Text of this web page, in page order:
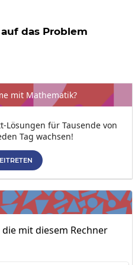
das Problem
mit Mathematik?
für Tausende von
Tag wachsen!
mit diesem Rechner